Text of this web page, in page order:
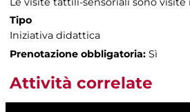
Tipo
Iniziativa didattica
Prenotazione obbligatoria: Sì
Attività correlate